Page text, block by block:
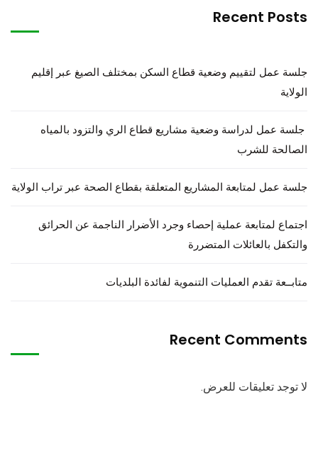
Recent Posts
جلسة عمل لتقييم وضعية قطاع السكن بمختلف الصيغ عبر إقليم
الولاية
جلسة عمل لدراسة وضعية مشاريع قطاع الري والتزود بالمياه
الصالحة للشرب
جلسة عمل لمتابعة المشاريع المتعلقة بقطاع الصحة عبر تراب الولاية
اجتماع لمتابعة عملية إحصاء وجرد الأضرار الناجمة عن الحرائق
والتكفل بالعائلات المتضررة
متابــعة تقدم العمليات التنموية لفائدة البلديات
Recent Comments
لا توجد تعليقات للعرض.